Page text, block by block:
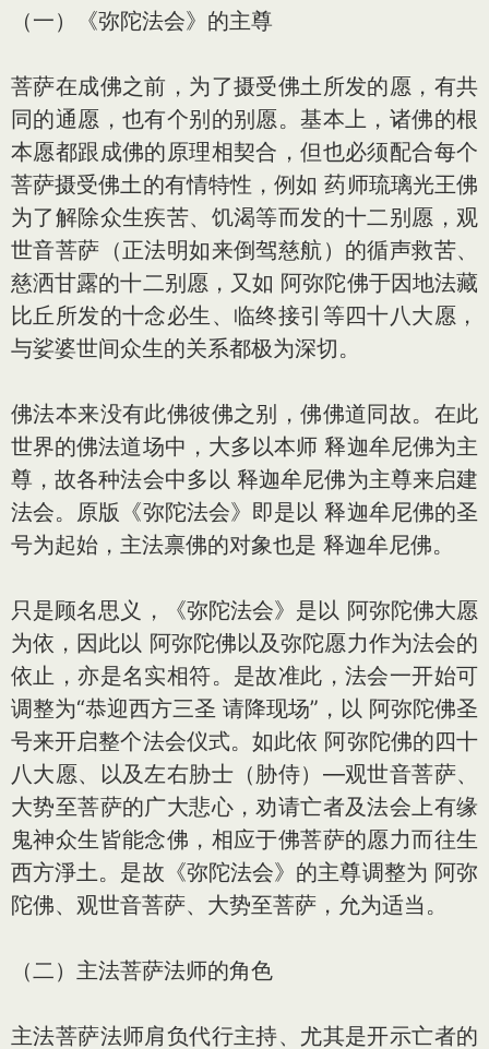
（一）《弥陀法会》的主尊
菩萨在成佛之前，为了摄受佛土所发的愿，有共
同的通愿，也有个别的别愿。基本上，诸佛的根
本愿都跟成佛的原理相契合，但也必须配合每个
菩萨摄受佛土的有情特性，例如 药师琉璃光王佛
为了解除众生疾苦、饥渴等而发的十二别愿，观
世音菩萨（正法明如来倒驾慈航）的循声救苦、
慈洒甘露的十二别愿，又如 阿弥陀佛于因地法藏
比丘所发的十念必生、临终接引等四十八大愿，
与娑婆世间众生的关系都极为深切。
佛法本来没有此佛彼佛之别，佛佛道同故。在此
世界的佛法道场中，大多以本师 释迦牟尼佛为主
尊，故各种法会中多以 释迦牟尼佛为主尊来启建
法会。原版《弥陀法会》即是以 释迦牟尼佛的圣
号为起始，主法禀佛的对象也是 释迦牟尼佛。
只是顾名思义，《弥陀法会》是以 阿弥陀佛大愿
为依，因此以 阿弥陀佛以及弥陀愿力作为法会的
依止，亦是名实相符。是故准此，法会一开始可
调整为“恭迎西方三圣 请降现场”，以 阿弥陀佛圣
号来开启整个法会仪式。如此依 阿弥陀佛的四十
八大愿、以及左右胁士（胁侍）—观世音菩萨、
大势至菩萨的广大悲心，劝请亡者及法会上有缘
鬼神众生皆能念佛，相应于佛菩萨的愿力而往生
西方淨土。是故《弥陀法会》的主尊调整为 阿弥
陀佛、观世音菩萨、大势至菩萨，允为适当。
（二）主法菩萨法师的角色
主法菩萨法师肩负代行主持、尤其是开示亡者的